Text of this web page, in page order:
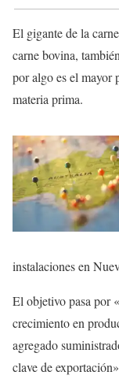
El gigante de la
carne bovina,
por algo es el mayor
materia prima.
instalaciones en
El objetivo pasa por
crecimiento en
agregado
clave de